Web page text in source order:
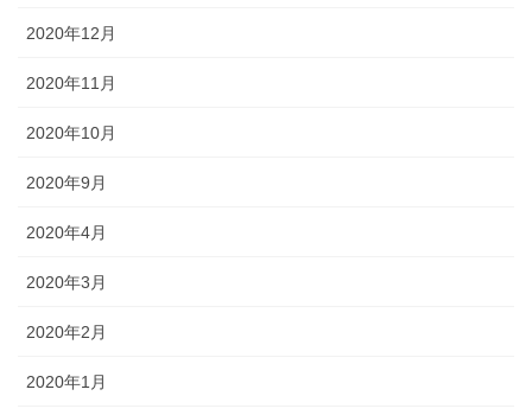
2020年12月
2020年11月
2020年10月
2020年9月
2020年4月
2020年3月
2020年2月
2020年1月